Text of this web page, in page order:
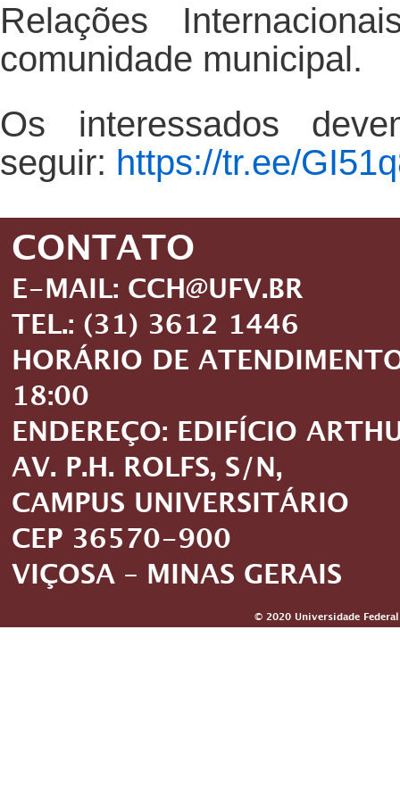
Relações
comunidade municipal.
Os interessados
seguir: https://tr.ee/
CONTATO
E-MAIL: CCH@UFV.BR
TEL.: (31) 3612 1446
HORÁRIO DE
18:00
ENDEREÇO: EDIFÍCIO
AV. P.H. ROLFS, S/N,
CAMPUS UNIVERSITÁRIO
CEP 36570-900
VIÇOSA – MINAS GERAIS
© 2020 Universidade